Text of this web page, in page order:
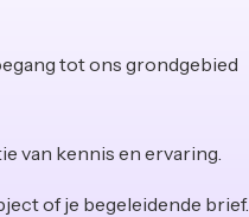
tot ons grondgebied
van kennis en ervaring.
of je begeleidende brief.